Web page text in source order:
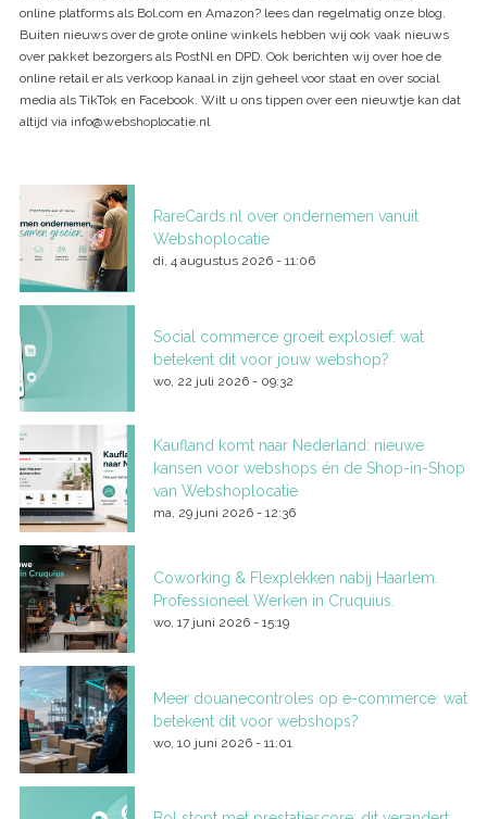
online platforms als Bol.com en Amazon? lees dan regelmatig onze blog.
Buiten nieuws over de grote online winkels hebben wij ook vaak nieuws
over pakket bezorgers als PostNl en DPD. Ook berichten wij over hoe de
online retail er als verkoop kanaal in zijn geheel voor staat en over social
media als TikTok en Facebook. Wilt u ons tippen over een nieuwtje kan dat
altijd via info@webshoplocatie.nl
RareCards.nl over ondernemen vanuit
Webshoplocatie
di, 4 augustus 2026 - 11:06
Social commerce groeit explosief: wat
betekent dit voor jouw webshop?
wo, 22 juli 2026 - 09:32
Kaufland komt naar Nederland: nieuwe
kansen voor webshops én de Shop-in-Shop
van Webshoplocatie
ma, 29 juni 2026 - 12:36
Coworking & Flexplekken nabij Haarlem.
Professioneel Werken in Cruquius.
wo, 17 juni 2026 - 15:19
Meer douanecontroles op e-commerce: wat
betekent dit voor webshops?
wo, 10 juni 2026 - 11:01